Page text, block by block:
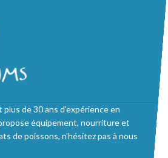
de 30 ans d'expérience en
équipement, nourriture et
de poissons, n'hésitez pas à nous